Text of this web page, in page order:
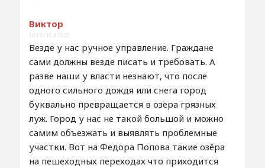
Виктор
14:15 / 19.4.2022
Везде у нас ручное управление. Граждане
сами должны везде писать и требовать. А
разве наши у власти незнают, что после
одного сильного дождя или снега город
буквально превращается в озёра грязных
луж. Город у нас не такой большой и можно
самим объезжать и выявлять проблемные
участки. Вот на Федора Попова такие озёра
на пешеходных переходах что приходится